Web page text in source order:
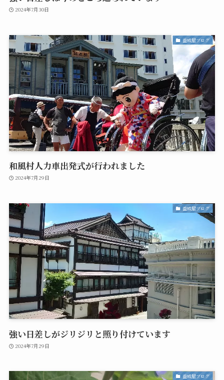
2024年7月30日
益成屋ブログ
和風村人力車出発式が行われました
2024年7月29日
益成屋ブログ
強い日差しがジリジリと照り付けています
2024年7月29日
益成屋ブログ